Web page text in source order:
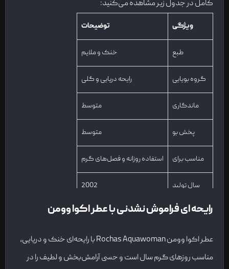
کامل در جدول زیر مشاهده می‌کنید:
ویژگی توضیحات
طبع خنک و ملایم
گروه بویایی رایحه دریایی و گلی
ماندگاری متوسط
پخش بو متوسط
مناسب برای استفاده روزانه و فصل‌های گرم
سال تولید 2002
طراحی شیشه شیشه منحنی آبی رنگ
عطار Michel Almairac
رایحه‌ ای فراموش‌ نشدنی با عطر اکوا وومن
عطر اکوا وومن Rochas Aquawoman با رایحه‌ای خنک و دریایی،
مناسب روزهای گرم سال است و حسی آرامش‌بخش و لطیف را در